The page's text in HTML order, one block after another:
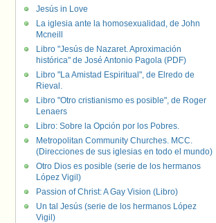
Jesús in Love
La iglesia ante la homosexualidad, de John
Mcneill
Libro "Jesús de Nazaret. Aproximación
histórica" de José Antonio Pagola (PDF)
Libro "La Amistad Espiritual", de Elredo de
Rieval.
Libro "Otro cristianismo es posible", de Roger
Lenaers
Libro: Sobre la Opción por los Pobres.
Metropolitan Community Churches. MCC.
(Direcciones de sus iglesias en todo el mundo)
Otro Dios es posible (serie de los hermanos
López Vigil)
Passion of Christ: A Gay Vision (Libro)
Un tal Jesús (serie de los hermanos López
Vigil)